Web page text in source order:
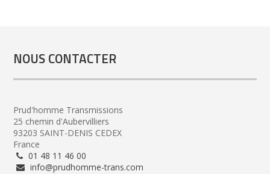
NOUS CONTACTER
Prud'homme Transmissions
25 chemin d'Aubervilliers
93203 SAINT-DENIS CEDEX
France
01 48 11 46 00
info@prudhomme-trans.com